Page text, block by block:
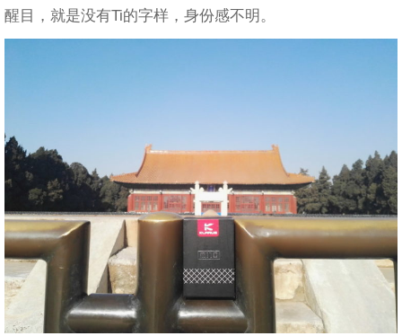
醒目，就是没有Ti的字样，身份感不明。